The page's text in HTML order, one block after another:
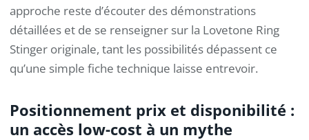
approche reste d’écouter des démonstrations
détaillées et de se renseigner sur la Lovetone Ring
Stinger originale, tant les possibilités dépassent ce
qu’une simple fiche technique laisse entrevoir.
Positionnement prix et disponibilité :
un accès low-cost à un mythe